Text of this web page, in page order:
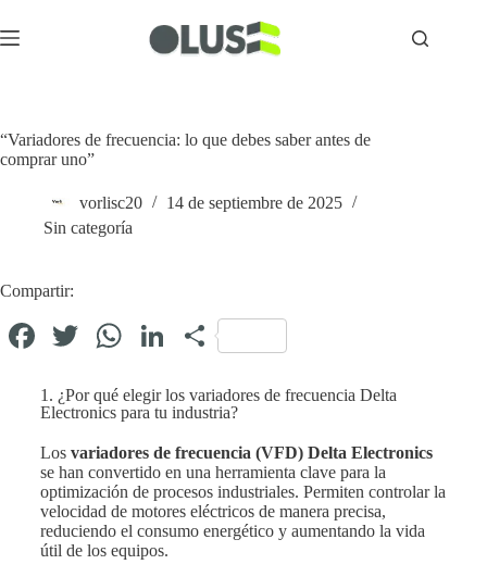
“Variadores de frecuencia: lo que debes saber antes de
comprar uno”
vorlisc20
14 de septiembre de 2025
Sin categoría
Compartir:
Fa
bo
ok
T
tte
r
W
ts
A
pp
Li
ed
In
C
m
pa
rti
r
1. ¿Por qué elegir los variadores de frecuencia Delta
Electronics para tu industria?
Los variadores de frecuencia (VFD) Delta Electronics
se han convertido en una herramienta clave para la
optimización de procesos industriales. Permiten controlar la
velocidad de motores eléctricos de manera precisa,
reduciendo el consumo energético y aumentando la vida
útil de los equipos.